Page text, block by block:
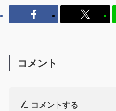
コメント
コメントする